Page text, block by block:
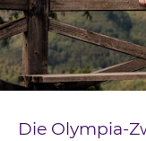
Die Olympia-